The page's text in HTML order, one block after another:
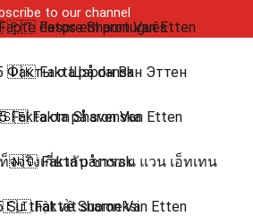
to our channel
despre Sharon Van Etten
о Шэрон Ван Эттен
om Sharon Van Etten
จริงเกี่ยวกับ ชารอน แวน เอ็ทเทน
thật về Sharon Van Etten
Fatos em português
🇩🇰 Fakta på dansk
🇸🇪 Fakta på svenska
🇳🇴 Fakta på norsk
🇫🇮 Faktat suomeksi